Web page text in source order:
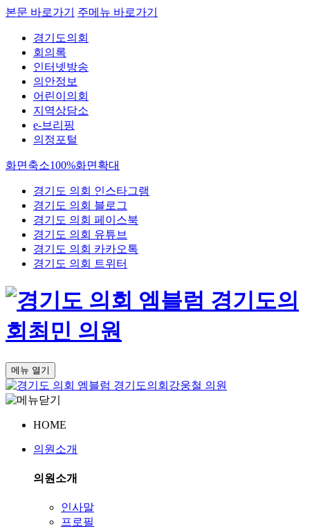
본문 바로가기 주메뉴 바로가기
경기도의회
회의록
인터넷방송
의안정보
어린이의회
지역상담소
e-브리핑
의정포털
화면축소100%화면확대
경기도 의회 인스타그램
경기도 의회 블로그
경기도 의회 페이스북
경기도 의회 유튜브
경기도 의회 카카오톡
경기도 의회 트위터
경기도의
회최민 의원
메뉴 열기
경기도의회 강웅철 의원
HOME
의원소개
의원소개
인사말
프로필